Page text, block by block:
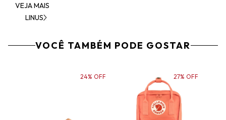
VEJA MAIS
LINUS
VOCÊ TAMBÉM PODE GOSTAR
24% OFF 27% OFF